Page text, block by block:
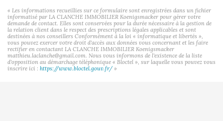
« Les informations recueillies sur ce formulaire sont enregistrées dans un fichier
informatisé par LA CLANCHE IMMOBILIER Koenigsmacker pour gérer votre
demande de contact. Elles sont conservées pour la durée nécessaire à la gestion de
la relation client dans le respect des prescriptions légales applicables et sont
destinées à nos conseillers Conformément à la loi « informatique et libertés »,
vous pouvez exercer votre droit d'accès aux données vous concernant et les faire
rectifier en contactant LA CLANCHE IMMOBILIER Koenigsmacker
matthieu.laclanche@gmail.com. Nous vous informons de l'existence de la liste
d'opposition au démarchage téléphonique « Bloctel », sur laquelle vous pouvez vous
inscrire ici : https://www.bloctel.gouv.fr/»